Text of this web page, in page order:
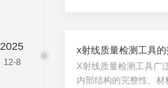
领域，大流量微生物
毒等微生物气溶胶浓
传播预警提供关键支撑
2025
12-8
x射线质量检测工具
X射线质量检测工具广
内部结构的完整性、